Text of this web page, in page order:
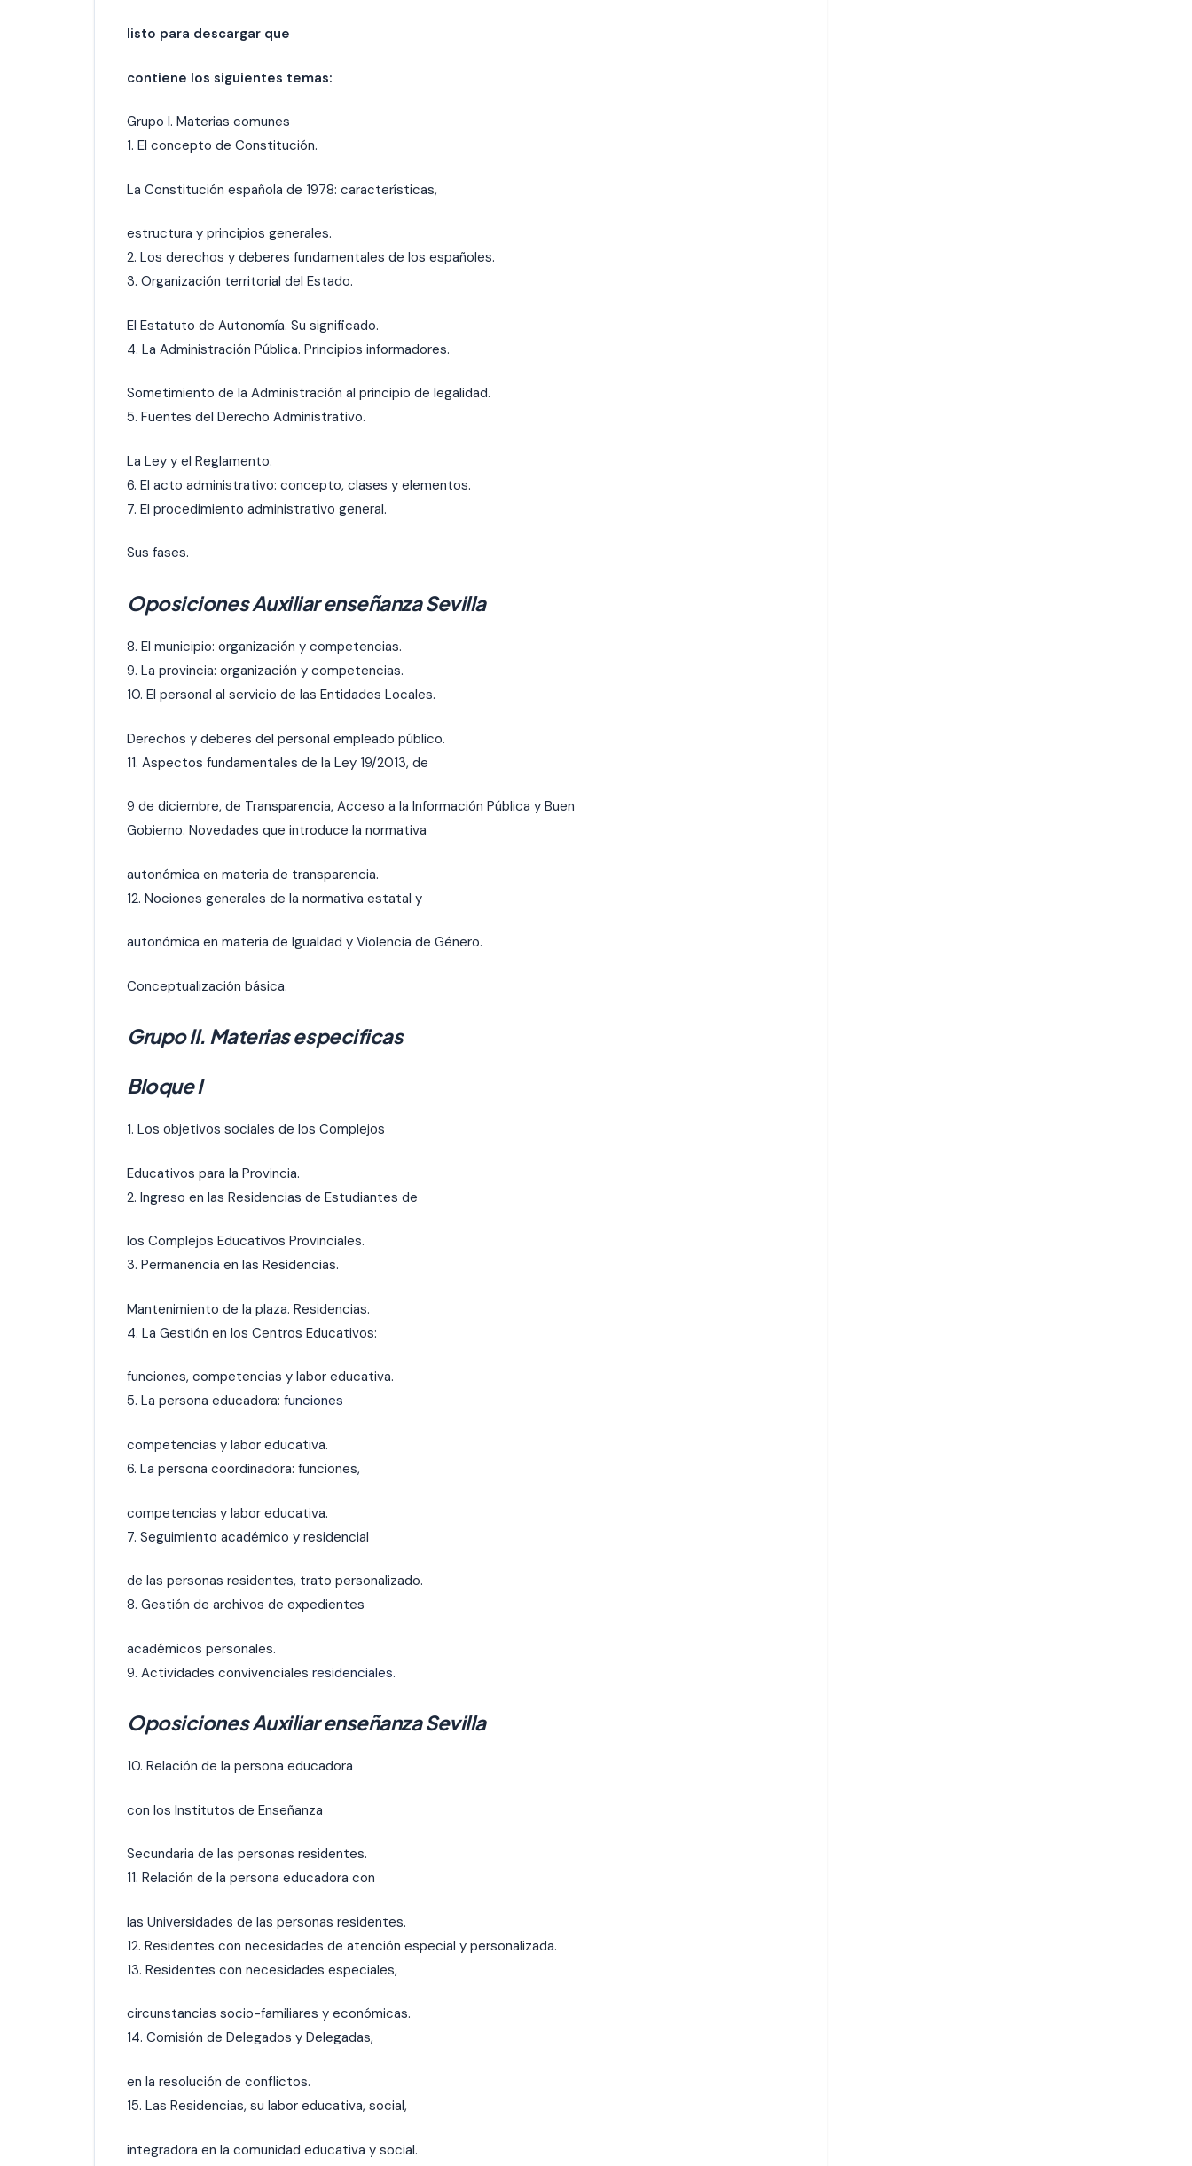
listo para descargar que
contiene los siguientes temas:
Grupo I. Materias comunes
1. El concepto de Constitución.
La Constitución española de 1978: características,
estructura y principios generales.
2. Los derechos y deberes fundamentales de los españoles.
3. Organización territorial del Estado.
El Estatuto de Autonomía. Su significado.
4. La Administración Pública. Principios informadores.
Sometimiento de la Administración al principio de legalidad.
5. Fuentes del Derecho Administrativo.
La Ley y el Reglamento.
6. El acto administrativo: concepto, clases y elementos.
7. El procedimiento administrativo general.
Sus fases.
Oposiciones Auxiliar enseñanza Sevilla
8. El municipio: organización y competencias.
9. La provincia: organización y competencias.
10. El personal al servicio de las Entidades Locales.
Derechos y deberes del personal empleado público.
11. Aspectos fundamentales de la Ley 19/2013, de
9 de diciembre, de Transparencia, Acceso a la Información Pública y Buen
Gobierno. Novedades que introduce la normativa
autonómica en materia de transparencia.
12. Nociones generales de la normativa estatal y
autonómica en materia de Igualdad y Violencia de Género.
Conceptualización básica.
Grupo II. Materias especificas
Bloque I
1. Los objetivos sociales de los Complejos
Educativos para la Provincia.
2. Ingreso en las Residencias de Estudiantes de
los Complejos Educativos Provinciales.
3. Permanencia en las Residencias.
Mantenimiento de la plaza. Residencias.
4. La Gestión en los Centros Educativos:
funciones, competencias y labor educativa.
5. La persona educadora: funciones
competencias y labor educativa.
6. La persona coordinadora: funciones,
competencias y labor educativa.
7. Seguimiento académico y residencial
de las personas residentes, trato personalizado.
8. Gestión de archivos de expedientes
académicos personales.
9. Actividades convivenciales residenciales.
Oposiciones Auxiliar enseñanza Sevilla
10. Relación de la persona educadora
con los Institutos de Enseñanza
Secundaria de las personas residentes.
11. Relación de la persona educadora con
las Universidades de las personas residentes.
12. Residentes con necesidades de atención especial y personalizada.
13. Residentes con necesidades especiales,
circunstancias socio-familiares y económicas.
14. Comisión de Delegados y Delegadas,
en la resolución de conflictos.
15. Las Residencias, su labor educativa, social,
integradora en la comunidad educativa y social.